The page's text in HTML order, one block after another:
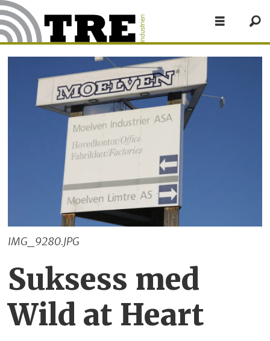
IMG_9280.JPG
Suksess med
Wild at Heart